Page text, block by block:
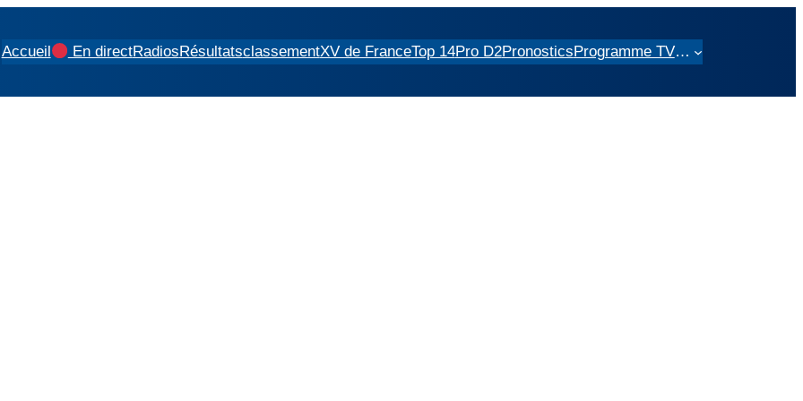
Accueil En directRadiosRésultatsclassementXV de FranceTop 14Pro D2PronosticsProgramme TV…